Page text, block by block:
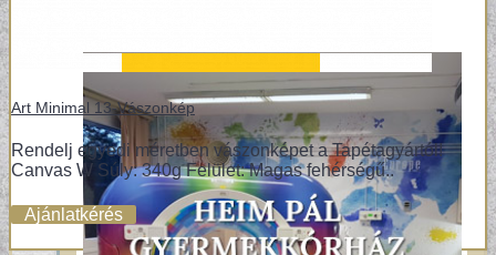
Art Minimal 13-Vászonkép
Rendelj egyedi méretben vászonképet a Tapétagyártól!
Canvas W Súly: 340g Felület: Magas fehérségű..
Ajánlatkérés